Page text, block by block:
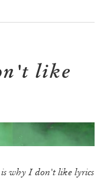
like
why I don't like lyrics